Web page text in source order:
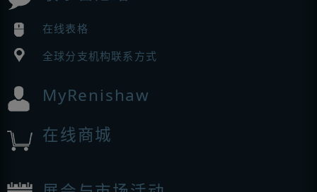
在线表格
全球分支机构联系方式
MyRenishaw
在线商城